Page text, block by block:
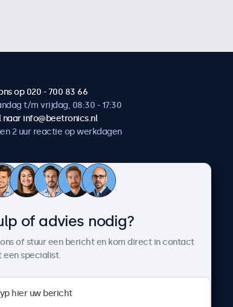
op 020 - 700 83 66
t/m vrijdag, 08:30 - 17:30
naar info@beetronics.nl
2 uur reactie op werkdagen
Over Beetronics
Nieuws en updates
Werken bij Beetronics
Algemene voorwaarden
of advies nodig?
of stuur een bericht en kom direct in contact
een specialist.